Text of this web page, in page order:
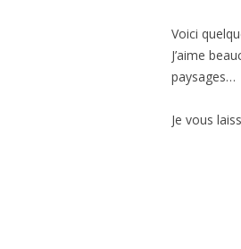
Voici
J’aime
paysages…
Je vous